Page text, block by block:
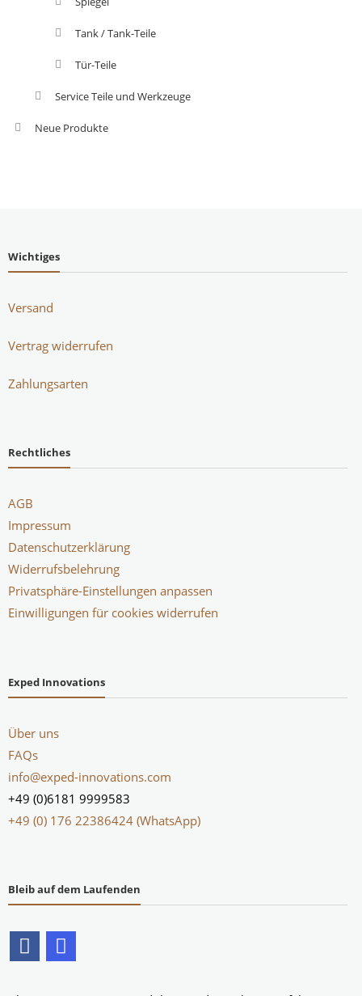
Tank / Tank-Teile
Tür-Teile
Service Teile und Werkzeuge
Neue Produkte
Wichtiges
Versand
Vertrag widerrufen
Zahlungsarten
Rechtliches
AGB
Impressum
Datenschutzerklärung
Widerrufsbelehrung
Privatsphäre-Einstellungen anpassen
Einwilligungen für cookies widerrufen
Exped Innovations
Über uns
FAQs
info@exped-innovations.com
+49 (0)6181 9999583
+49 (0) 176 22386424 (WhatsApp)
Bleib auf dem Laufenden